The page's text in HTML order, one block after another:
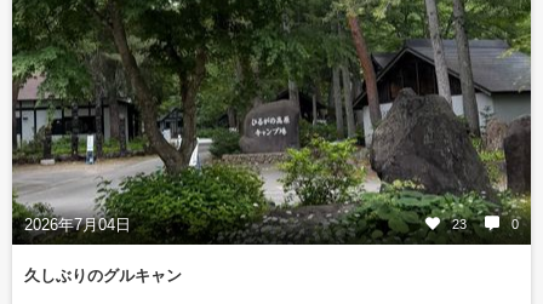
2026年7月04日 23 0
久しぶりのグルキャン